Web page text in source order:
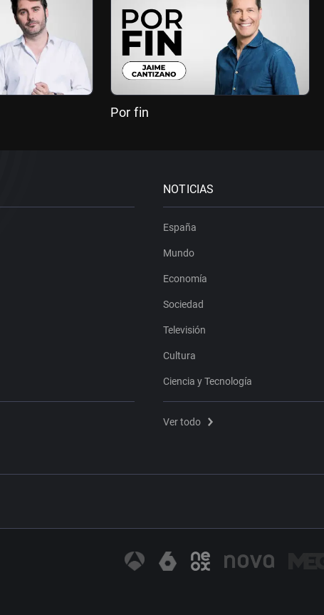
Por fin
NOTICIAS
España
Mundo
Economía
Sociedad
Televisión
Cultura
Ciencia y Tecnología
Ver todo